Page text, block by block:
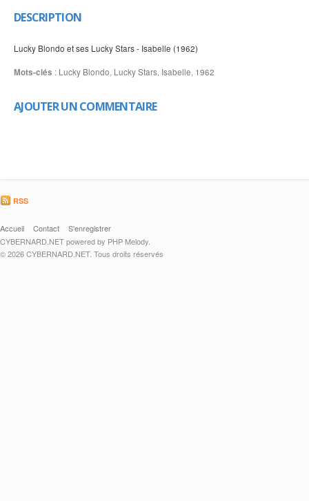
DESCRIPTION
Lucky Blondo et ses Lucky Stars - Isabelle (1962)
Mots-clés : Lucky Blondo, Lucky Stars, Isabelle, 1962
AJOUTER UN COMMENTAIRE
RSS
Accueil Contact
S'enregistrer
CYBERNARD.NET powered by PHP Melody.
© 2026 CYBERNARD.NET. Tous droits réservés